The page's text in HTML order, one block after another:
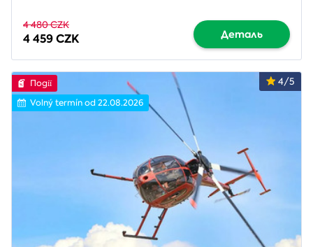
4 480 CZK
4 459 CZK Деталь
4/5
Події
Volný termín od 22.08.2026